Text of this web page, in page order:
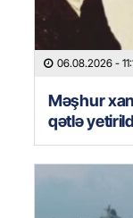
06.08.2026 -
Məşhur
qətlə